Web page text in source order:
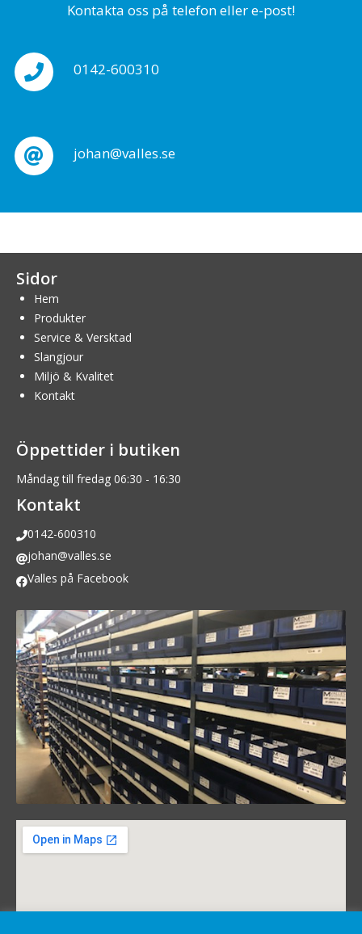
Kontakta oss på telefon eller e-post!
0142-600310
johan@valles.se
Sidor
Hem
Produkter
Service & Versktad
Slangjour
Miljö & Kvalitet
Kontakt
Öppettider i butiken
Måndag till fredag 06:30 - 16:30
Kontakt
0142-600310
johan@valles.se
Valles på Facebook